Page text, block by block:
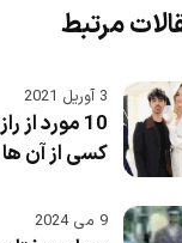
مرتبط
3 آوریل 2021
10 مورد
کسی از آن ها
9 می 2024